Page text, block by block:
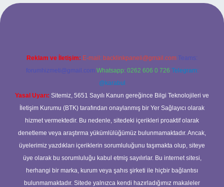
Reklam ve İletişim: E-mail: backlinkpaneli@gmail.com Teams:
forumhizmeti@gmail.com Whatsapp: 0262 606 0 726 Telegram:
@karabul
Yasal Uyarı: Sitemiz, 5651 Sayılı Kanun gereğince Bilgi Teknolojileri ve
İletişim Kurumu (BTK) tarafından onaylanmış bir Yer Sağlayıcı olarak
hizmet vermektedir. Bu nedenle, sitedeki içerikleri proaktif olarak
denetleme veya araştırma yükümlülüğümüz bulunmamaktadır. Ancak,
üyelerimiz yazdıkları içeriklerin sorumluluğunu taşımakta olup, siteye
üye olarak bu sorumluluğu kabul etmiş sayılırlar. Bu internet sitesi,
herhangi bir marka, kurum veya şahıs şirketi ile hiçbir bağlantısı
bulunmamaktadır. Sitede yalnızca kendi hazırladığımız makaleler